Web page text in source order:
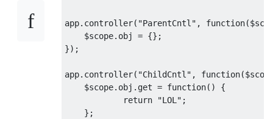
app. controller( "ParentCntl" , function(
    $scope
. obj = {};
});
app. controller( "ChildCntl" , function(
    $scope
. obj . get = function()
{
return
"LOL" ;
};